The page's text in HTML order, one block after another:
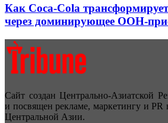
Как Coca-Cola
через доминирующее OOH-
Сайт создан Центрально-Азиатской
и посвящен рекламе, маркетингу и PR
Центральной Азии.